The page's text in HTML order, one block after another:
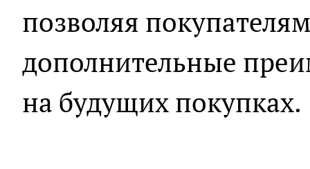
позволяя
дополнительные
на будущих покупках.